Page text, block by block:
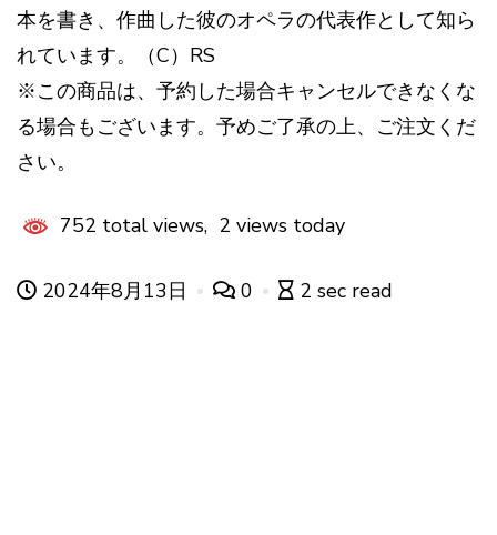
本を書き、作曲した彼のオペラの代表作として知ら
れています。（C）RS
※この商品は、予約した場合キャンセルできなくな
る場合もございます。予めご了承の上、ご注文くだ
さい。
752 total views, 2 views today
2024年8月13日 0 2 sec read